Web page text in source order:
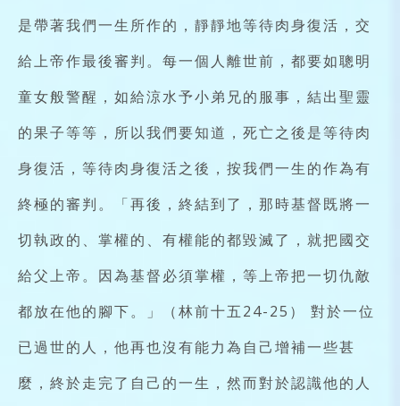
是帶著我們一生所作的，靜靜地等待肉身復活，交
給上帝作最後審判。每一個人離世前，都要如聰明
童女般警醒，如給涼水予小弟兄的服事，結出聖靈
的果子等等，所以我們要知道，死亡之後是等待肉
身復活，等待肉身復活之後，按我們一生的作為有
終極的審判。「再後，終結到了，那時基督既將一
切執政的、掌權的、有權能的都毀滅了，就把國交
給父上帝。因為基督必須掌權，等上帝把一切仇敵
都放在他的腳下。」（林前十五24-25） 對於一位
已過世的人，他再也沒有能力為自己增補一些甚
麼，終於走完了自己的一生，然而對於認識他的人